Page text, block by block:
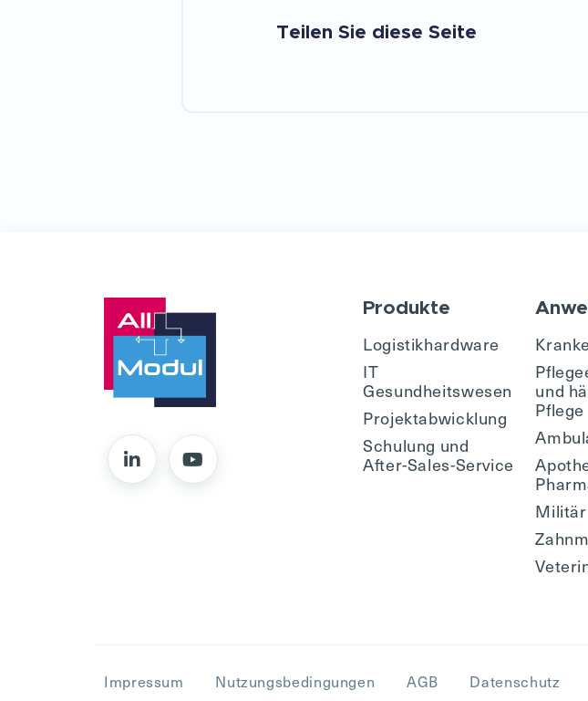
Teilen Sie diese Seite
Produkte
Logistikhardware
IT
Gesundheitswesen
Projektabwicklung
Schulung und
After-Sales-Service
und
Pflege
Militär
Impressum Nutzungsbedingungen AGB
Datenschutz